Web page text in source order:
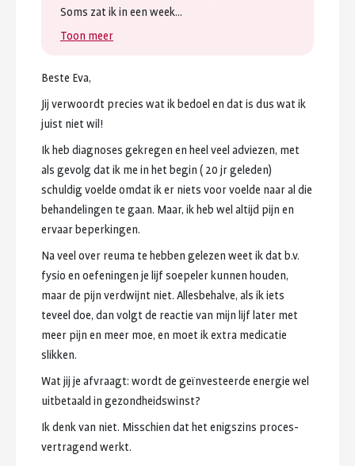
Soms zat ik in een week...
Toon meer
Beste Eva,
Jij verwoordt precies wat ik bedoel en dat is dus wat ik
juist niet wil!
Ik heb diagnoses gekregen en heel veel adviezen, met
als gevolg dat ik me in het begin ( 20 jrgeleden)
schuldig voelde omdat ik er niets voorvoelde naaral die
behandelingen te gaan. Maar, ik heb wel altijd pijn en
ervaarbeperkingen.
Naveel over reuma te hebben gelezen weet ik dat b.v.
fysio en oefeningen je lijf soepelerkunnen houden,
maarde pijn verdwijnt niet. Allesbehalve, als ik iets
teveel doe, dan volgt de reactie van mijn lijf later met
meer pijn en meer moe, en moet ik extra medicatie
slikken.
Wat jij je afvraagt: wordt de geïnvesteerde energie wel
uitbetaald in gezondheidswinst?
Ik denk van niet. Misschien dat het enigszins proces-
vertragend werkt.